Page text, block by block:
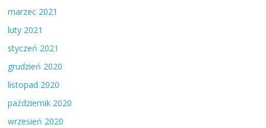
marzec 2021
luty 2021
styczeń 2021
grudzień 2020
listopad 2020
październik 2020
wrzesień 2020